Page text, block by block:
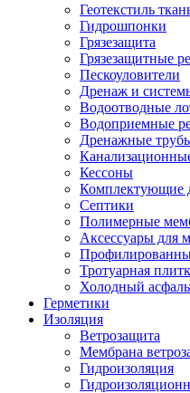
Геотекстиль
Гидрошпонки
Грязезащита
Грязезащитные
Пескоуловители
Дренаж и
Водоотводные
Водоприемные
Дренажные
Кессоны
Комплектующие
Септики
Полимерные
Аксессуары для
Тротуарная
Холодный
Герметики
Изоляция
Ветрозащита
Мембрана
Гидроизоляция